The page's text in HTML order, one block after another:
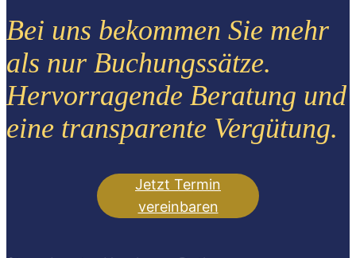
Bei uns bekommen Sie mehr
als nur Buchungssätze.
Hervorragende Beratung und
eine transparente Vergütung.
Jetzt Termin
vereinbaren